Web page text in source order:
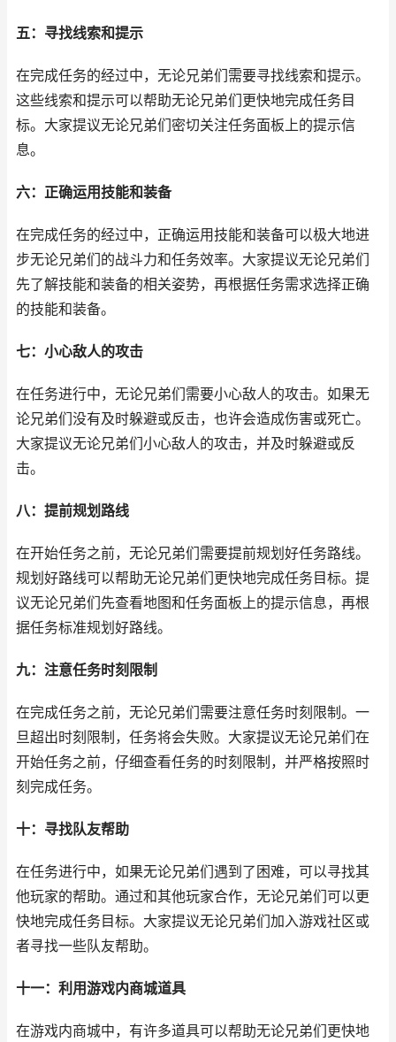
五：寻找线索和提示
在完成任务的经过中，无论兄弟们需要寻找线索和提示。
这些线索和提示可以帮助无论兄弟们更快地完成任务目
标。大家提议无论兄弟们密切关注任务面板上的提示信
息。
六：正确运用技能和装备
在完成任务的经过中，正确运用技能和装备可以极大地进
步无论兄弟们的战斗力和任务效率。大家提议无论兄弟们
先了解技能和装备的相关姿势，再根据任务需求选择正确
的技能和装备。
七：小心敌人的攻击
在任务进行中，无论兄弟们需要小心敌人的攻击。如果无
论兄弟们没有及时躲避或反击，也许会造成伤害或死亡。
大家提议无论兄弟们小心敌人的攻击，并及时躲避或反
击。
八：提前规划路线
在开始任务之前，无论兄弟们需要提前规划好任务路线。
规划好路线可以帮助无论兄弟们更快地完成任务目标。提
议无论兄弟们先查看地图和任务面板上的提示信息，再根
据任务标准规划好路线。
九：注意任务时刻限制
在完成任务之前，无论兄弟们需要注意任务时刻限制。一
旦超出时刻限制，任务将会失败。大家提议无论兄弟们在
开始任务之前，仔细查看任务的时刻限制，并严格按照时
刻完成任务。
十：寻找队友帮助
在任务进行中，如果无论兄弟们遇到了困难，可以寻找其
他玩家的帮助。通过和其他玩家合作，无论兄弟们可以更
快地完成任务目标。大家提议无论兄弟们加入游戏社区或
者寻找一些队友帮助。
十一：利用游戏内商城道具
在游戏内商城中，有许多道具可以帮助无论兄弟们更快地